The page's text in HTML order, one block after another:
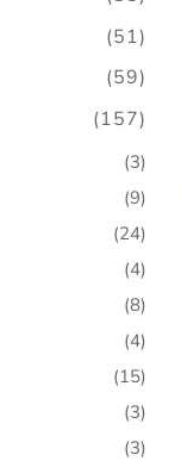
(51)
(59)
(157)
(3)
(9)
(24)
(4)
(8)
(4)
(15)
(3)
(3)